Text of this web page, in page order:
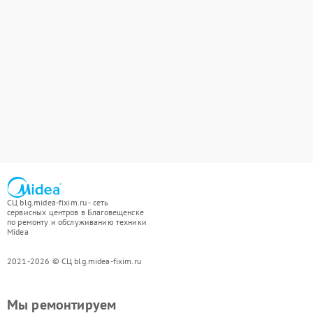
СЦ blg.midea-fixim.ru - сеть
сервисных центров в Благовещенске
по ремонту и обслуживанию техники
Midea
2021-2026 © СЦ blg.midea-fixim.ru
Мы ремонтируем